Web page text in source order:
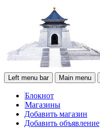
Left menu bar Main menu
Блокнот
Магазины
Добавить магазин
Добавить объявление